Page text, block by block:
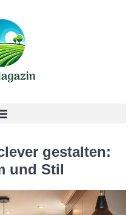
gestalten:
und Stil